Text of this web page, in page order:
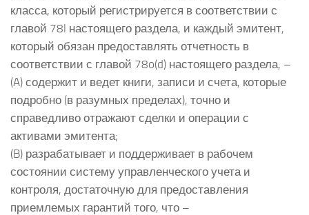
класса, который регистрируется в соответствии с
главой 78l настоящего раздела, и каждый эмитент,
который обязан предоставлять отчетность в
соответствии с главой 78o(d) настоящего раздела, –
(A) содержит и ведет книги, записи и счета, которые
подробно (в разумных пределах), точно и
справедливо отражают сделки и операции с
активами эмитента;
(B) разрабатывает и поддерживает в рабочем
состоянии систему управленческого учета и
контроля, достаточную для предоставления
приемлемых гарантий того, что –